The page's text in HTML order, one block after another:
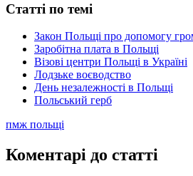
Статті по темі
Закон Польщі про допомогу
Заробітна плата в Польщі
Візові центри Польщі в Україні
Лодзьке воєводство
День незалежності в Польщі
Польський герб
пмж польщі
Коментарі до статті